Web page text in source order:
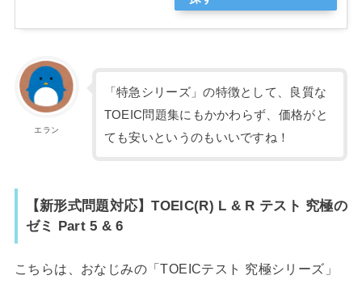
エラン
「特急シリーズ」の特徴として、良質な
TOEIC問題集にもかかわらず、価格がと
ても安いというのもいいですね！
【新形式問題対応】TOEIC(R) L & R テスト 究極の
ゼミ Part 5 & 6
こちらは、おなじみの「TOEICテスト 究極シリーズ」